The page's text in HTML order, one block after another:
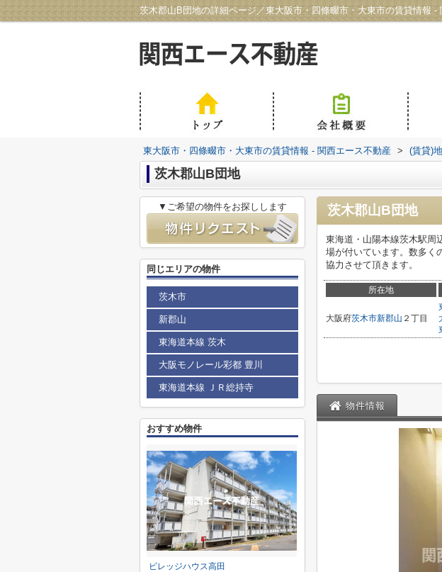
茨木郡山B団地の詳細ページ／東大阪市・四條畷市・大東市の賃貸情報 -
東大阪市・四條畷市・大東市の賃貸情報 - 関西エース不動産 > (賃貸)
茨木郡山B団地
茨木郡山B団地
東海道・山陽本線茨木駅周
場が付いています。数多く
協力させて頂きます。
所在地
大阪府茨木市新郡山 ２丁目
物件情報
▼ご希望の物件をお探しします
同じエリアの物件
茨木市
新郡山
東海道本線 茨木
大阪モノレール彩都 豊川
東海道本線 ＪＲ総持寺
おすすめ物件
ビレッジハウス高田